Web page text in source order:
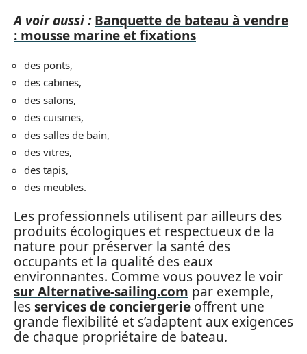
A voir aussi : Banquette de bateau à vendre
: mousse marine et fixations
des ponts,
des cabines,
des salons,
des cuisines,
des salles de bain,
des vitres,
des tapis,
des meubles.
Les professionnels utilisent par ailleurs des
produits écologiques et respectueux de la
nature pour préserver la santé des
occupants et la qualité des eaux
environnantes. Comme vous pouvez le voir
sur Alternative-sailing.com par exemple,
lesservices de conciergerie offrent une
grande flexibilité et s’adaptent aux exigences
de chaque propriétaire de bateau.